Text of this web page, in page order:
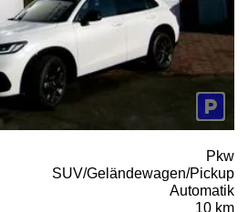
Pkw
SUV/Geländewagen/Pickup
Automatik
10 km